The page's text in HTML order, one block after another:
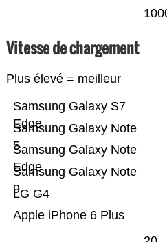
Vitesse de chargement
Plus élevé = meilleur
Apple iPhone 6 Plus
LG G4
Samsung Galaxy Note
9
Samsung Galaxy Note
Edge
Samsung Galaxy Note
5
Samsung Galaxy S7
Edge